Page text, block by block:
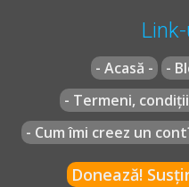
de culoare roşie şi sonore.
* OUG =ORDONANŢĂ DE
2002actualizată(Codul rutier)
- Acasă - -
- Termeni,
- Cum îmi creez un
Donează!